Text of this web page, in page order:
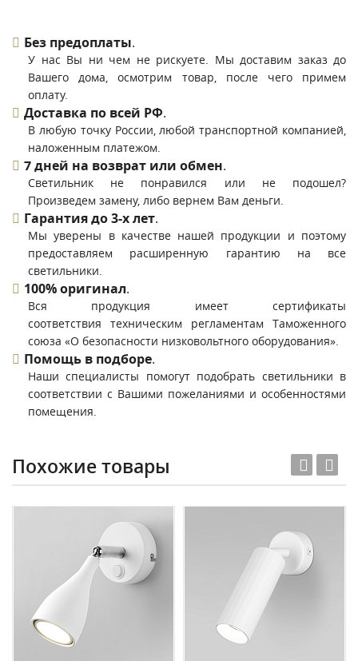
Без предоплаты.
У нас Вы ни чем не рискуете. Мы доставим заказ до
Вашего дома, осмотрим товар, после чего примем
оплату.
Доставка по всей РФ.
В любую точку России, любой транспортной компанией,
наложенным платежом.
7 дней на возврат или обмен.
Светильник не понравился или не подошел?
Произведем замену, либо вернем Вам деньги.
Гарантия до 3-х лет.
Мы уверены в качестве нашей продукции и поэтому
предоставляем расширенную гарантию на все
светильники.
100% оригинал.
Вся продукция имеет сертификаты
соответствия техническим регламентам Таможенного
союза «О безопасности низковольтного оборудования».
Помощь в подборе.
Наши специалисты помогут подобрать светильники в
соответствии с Вашими пожеланиями и особенностями
помещения.
Похожие товары